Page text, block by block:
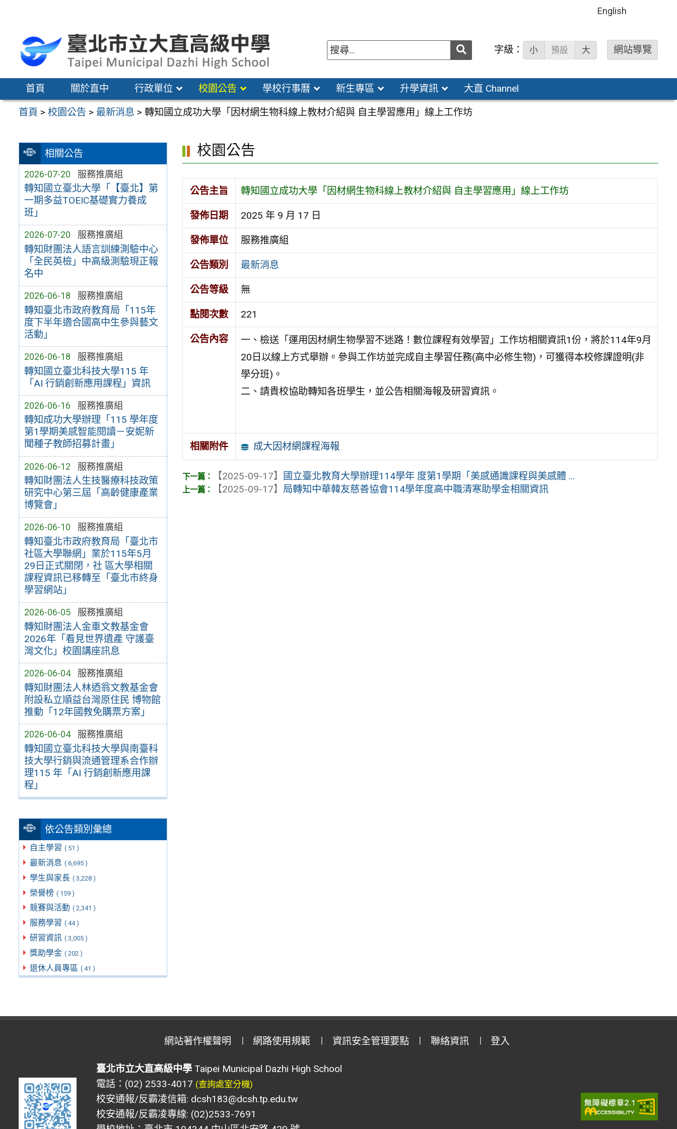
區
English
送出 字級： 小 預設 大 網站導覽
首頁 關於直中 行政單位 校園公告 學校行事曆 新生專區 升學資訊 大直 Channel
首頁 >校園公告 > 最新消息 >轉知國立成功大學「因材網生物科線上教材介紹與 自主學習應用」線上工作坊
相關公告
2026-07-20 服務推廣組
轉知國立臺北大學「【臺北】第
一期多益TOEIC基礎實力養成
班」
2026-07-20 服務推廣組
轉知財團法人語言訓練測驗中心
「全民英檢」中高級測驗現正報
名中
2026-06-18 服務推廣組
轉知臺北市政府教育局「115年
度下半年適合國高中生參與藝文
活動」
2026-06-18 服務推廣組
轉知國立臺北科技大學115 年
「AI 行銷創新應用課程」資訊
2026-06-16 服務推廣組
轉知成功大學辦理「115 學年度
第1學期美感智能閱讀－安妮新
聞種子教師招募計畫」
2026-06-12 服務推廣組
轉知財團法人生技醫療科技政策
研究中心第三屆「高齡健康產業
博覽會」
2026-06-10 服務推廣組
轉知臺北市政府教育局「臺北市
社區大學聯網」業於115年5月
29日正式關閉，社 區大學相關
課程資訊已移轉至「臺北市終身
學習網站」
2026-06-05 服務推廣組
轉知財團法人金車文教基金會
2026年「看見世界遺產 守護臺
灣文化」校園講座訊息
2026-06-04 服務推廣組
轉知財團法人林迺翁文教基金會
附設私立順益台灣原住民 博物館
推動「12年國教免購票方案」
2026-06-04 服務推廣組
轉知國立臺北科技大學與南臺科
技大學行銷與流通管理系合作辦
理115 年「AI 行銷創新應用課
程」
依公告類別彙總
自主學習 ( 51 )
最新消息 ( 6,695 )
學生與家長 ( 3,228 )
榮譽榜 ( 159 )
競賽與活動 ( 2,341 )
服務學習 ( 44 )
研習資訊 ( 3,005 )
獎助學金 ( 202 )
退休人員專區 ( 41 )
校園公告
公告主旨 轉知國立成功大學「因材網生物科線上教材介紹與 自主學習應用」線上工作坊
發佈日期 2025 年 9 月 17 日
發佈單位 服務推廣組
公告類別 最新消息
公告等級 無
點閱次數 221
公告內容
一、檢送「運用因材網生物學習不迷路！數位課程有效學習」工作坊相關資訊1份，將於114年9月
20日以線上方式舉辦。參與工作坊並完成自主學習任務(高中必修生物)，可獲得本校修課證明(非
學分班)。
二、請貴校協助轉知各班學生，並公告相關海報及研習資訊。
相關附件 成大因材網課程海報
【2025-09-17】
國立臺北教育大學辦理114學年 度第1學期「美感通識課程與美感體 ...
【2025-09-17】局轉知中華韓友慈善協會114學年度高中職清寒助學金相關資訊
網站著作權聲明 網路使用規範 資訊安全管理要點 聯絡資訊 登入
臺北市立大直高級中學Taipei Municipal Dazhi High School
電話：(02) 2533-4017 (查詢處室分機)
校安通報/反霸凌信箱: dcsh183@dcsh.tp.edu.tw
校安通報/反霸凌專線: (02)2533-7691